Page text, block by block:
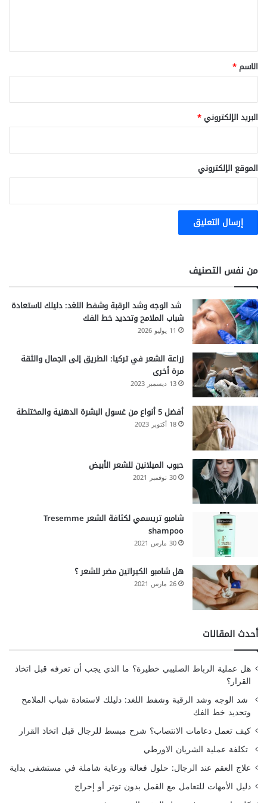
*
الاسم*
البريد الإلكتروني*
الموقع الإلكتروني
من نفس التصنيف
شد الوجه وشد الرقبة وشفط اللغد: دليلك لاستعادة
شباب الملامح وتحديد خط الفك
11 يوليو 2026
زراعة الشعر في تركيا: الطريق إلى الجمال والثقة
مرة أخرى
13 ديسمبر 2023
أفضل 5 أنواع من غسول البشرة الدهنية والمختلطة
18 أكتوبر 2023
حبوب الميلانين للشعر الأبيض
30 نوفمبر 2021
شامبو تريسمي لكثافة الشعر Tresemme
shampoo
30 مارس 2021
هل شامبو الكيراتين مضر للشعر ؟
26 مارس 2021
أحدث المقالات
هل عملية الرباط الصليبي خطيرة؟ ما الذي يجب أن تعرفه قبل اتخاذ
القرار؟
شد الوجه وشد الرقبة وشفط اللغد: دليلك لاستعادة شباب الملامح
وتحديد خط الفك
كيف تعمل دعامات الانتصاب؟ شرح مبسط للرجال قبل اتخاذ القرار
تكلفة عملية الشريان الاورطي
علاج العقم عند الرجال: حلول فعالة ورعاية شاملة في مستشفى بداية
دليل الأمهات للتعامل مع القمل بدون توتر أو إحراج